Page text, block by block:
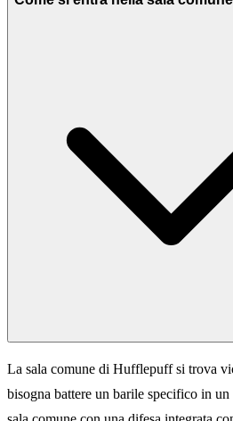
La sala comune di Hufflepuff si trova
bisogna battere un barile specifico in